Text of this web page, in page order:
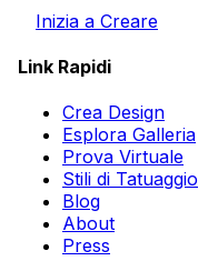
Inizia a Creare
Link Rapidi
Crea Design
Esplora Galleria
Prova Virtuale
Stili di Tatuaggio
Blog
About
Press